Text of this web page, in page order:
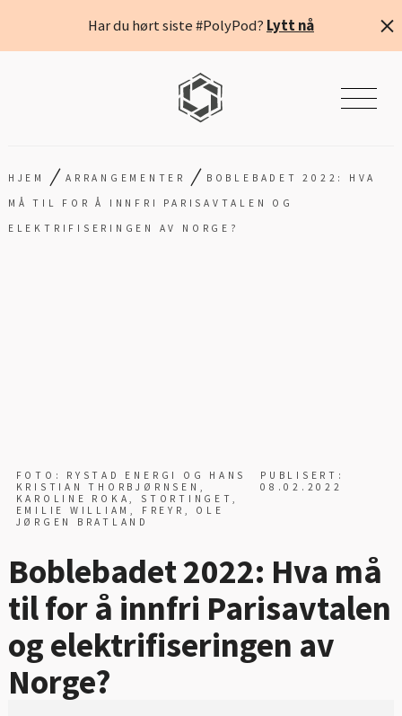
Har du hørt siste #PolyPod? Lytt nå
HJEM /ARRANGEMENTER / BOBLEBADET 2022: HVA
MÅ TIL FOR Å INNFRI PARISAVTALEN OG
ELEKTRIFISERINGEN AV NORGE?
FOTO: RYSTAD ENERGI OG HANS
KRISTIAN THORBJØRNSEN,
KAROLINE ROKA, STORTINGET,
EMILIE WILLIAM, FREYR, OLE
JØRGEN BRATLAND
PUBLISERT:
08.02.2022
Boblebadet 2022: Hva må
til for å innfri Parisavtalen
og elektrifiseringen av
Norge?